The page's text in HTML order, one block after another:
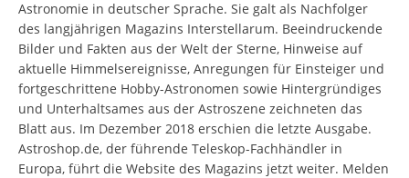
Astronomie in deutscher Sprache. Sie galt als Nachfolger
des langjährigen Magazins Interstellarum. Beeindruckende
Bilder und Fakten aus der Welt der Sterne, Hinweise auf
aktuelle Himmelsereignisse, Anregungen für Einsteiger und
fortgeschrittene Hobby-Astronomen sowie Hintergründiges
und Unterhaltsames aus der Astroszene zeichneten das
Blatt aus. Im Dezember 2018 erschien die letzte Ausgabe.
Astroshop.de, der führende Teleskop-Fachhändler in
Europa, führt die Website des Magazins jetzt weiter. Melden